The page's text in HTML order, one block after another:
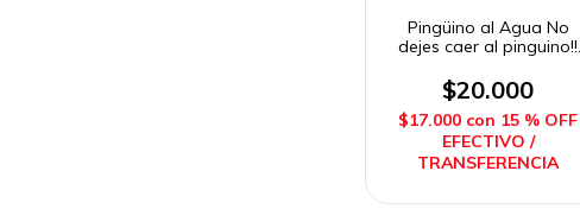
Pingüino al Agua No
dejes caer al pinguino!!
$20.000
$17.000 con 15 % OFF
EFECTIVO /
TRANSFERENCIA